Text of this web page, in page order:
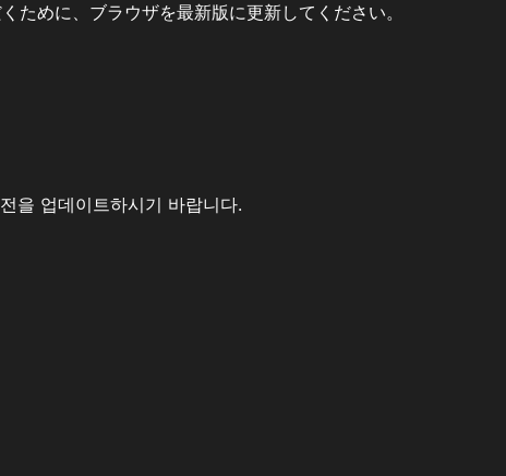
ために、ブラウザを最新版に更新してください。
을 업데이트하시기 바랍니다.